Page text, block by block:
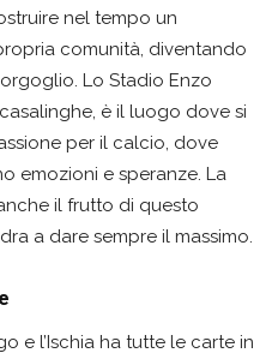
nel tempo un
comunità, diventando
Lo Stadio Enzo
è il luogo dove si
per il calcio, dove
emozioni e speranze. La
il frutto di questo
a dare sempre il massimo.
e l’Ischia ha tutte le carte in